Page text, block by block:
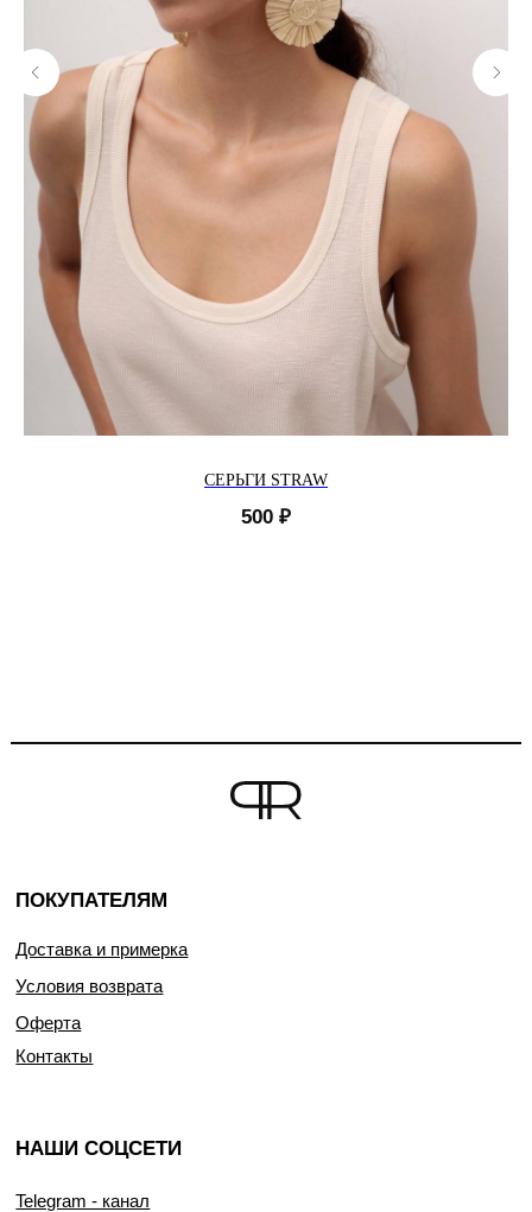
СЕРЬГИ STRAW
500 ₽
ПОКУПАТЕЛЯМ
НАШИ СОЦСЕТИ
Telegram - канал
Доставка и примерка
Условия возврата
Оферта
Контакты